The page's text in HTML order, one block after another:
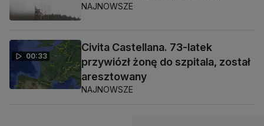
NAJNOWSZE
00:33
Civita Castellana. 73-latek
przywiózł żonę do szpitala, został
aresztowany
NAJNOWSZE